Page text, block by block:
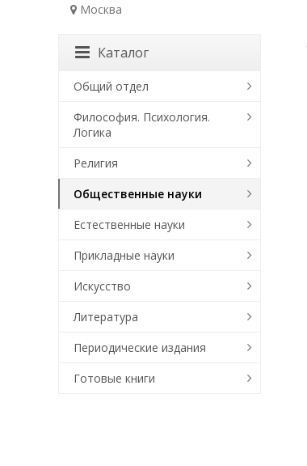
Москва
Каталог
Общий отдел
Философия. Психология.
Логика
Религия
Общественные науки
Естественные науки
Прикладные науки
Искусство
Литература
Периодические издания
Готовые книги